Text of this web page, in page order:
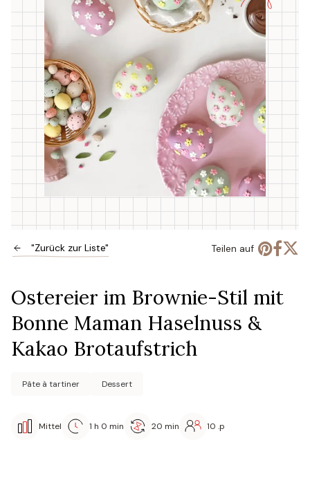
"Zurück zur Liste" Teilen auf
Ostereier im Brownie-Stil mit
Bonne Maman Haselnuss &
Kakao Brotaufstrich
Pâte à tartiner Dessert
Mittel 1 h 0 min 20 min 10 .p